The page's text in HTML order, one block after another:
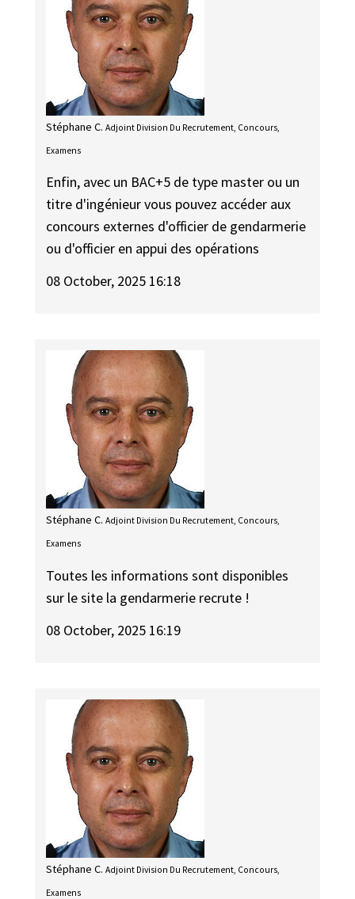
Stéphane C. Adjoint Division Du Recrutement, Concours,
Examens
Enfin, avec un BAC+5 de type master ou un
titre d'ingénieur vous pouvez accéder aux
concours externes d'officier de gendarmerie
ou d'officier en appui des opérations
08 October, 2025 16:18
Stéphane C. Adjoint Division Du Recrutement, Concours,
Examens
Toutes les informations sont disponibles
sur le site la gendarmerie recrute !
08 October, 2025 16:19
Stéphane C. Adjoint Division Du Recrutement, Concours,
Examens